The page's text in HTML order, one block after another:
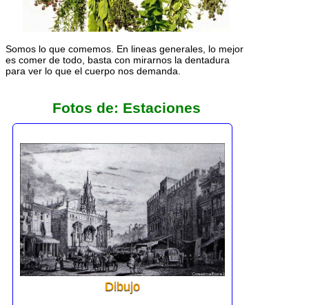
Somos lo que comemos. En lineas generales, lo mejor
es comer de todo, basta con mirarnos la dentadura
para ver lo que el cuerpo nos demanda.